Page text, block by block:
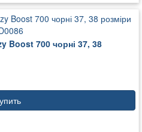
Boost 700 чорні 37, 38